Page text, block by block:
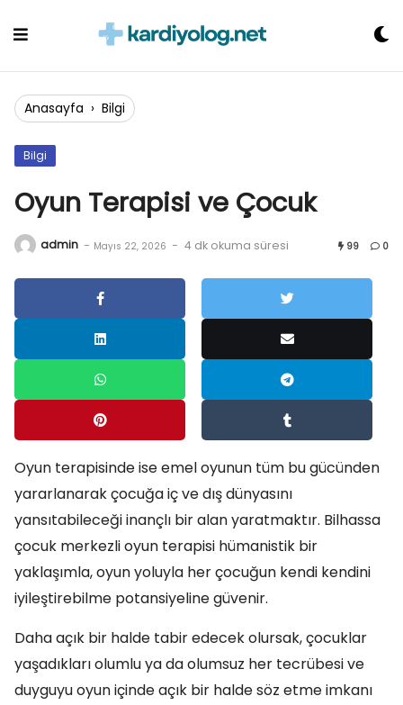
Anasayfa › Bilgi
Bilgi
Oyun Terapisi ve Çocuk
admin - Mayıs 22, 2026 - 4 dk okuma süresi 99 0
Oyun terapisinde ise emel oyunun tüm bu gücünden
yararlanarak çocuğa iç ve dış dünyasını
yansıtabileceği inançlı bir alan yaratmaktır. Bilhassa
çocuk merkezli oyun terapisi hümanistik bir
yaklaşımla, oyun yoluyla her çocuğun kendi kendini
iyileştirebilme potansiyeline güvenir.
Daha açık bir halde tabir edecek olursak, çocuklar
yaşadıkları olumlu ya da olumsuz her tecrübesi ve
duyguyu oyun içinde açık bir halde söz etme imkanı